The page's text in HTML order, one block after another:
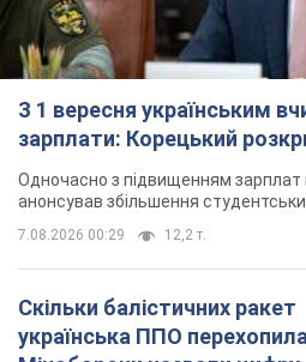
З 1 вересня українським
зарплати: Корецький
Одночасно з підвищенням зарплат
анонсував збільшення
7.08.2026 00:29 12,2 т.
Скільки балістичних ракет
українська ППО